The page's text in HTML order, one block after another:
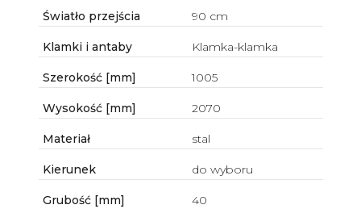
Światło przejścia 90 cm
Klamki i antaby Klamka-klamka
Szerokość [mm] 1005
Wysokość [mm] 2070
Materiał stal
Kierunek do wyboru
Grubość [mm] 40